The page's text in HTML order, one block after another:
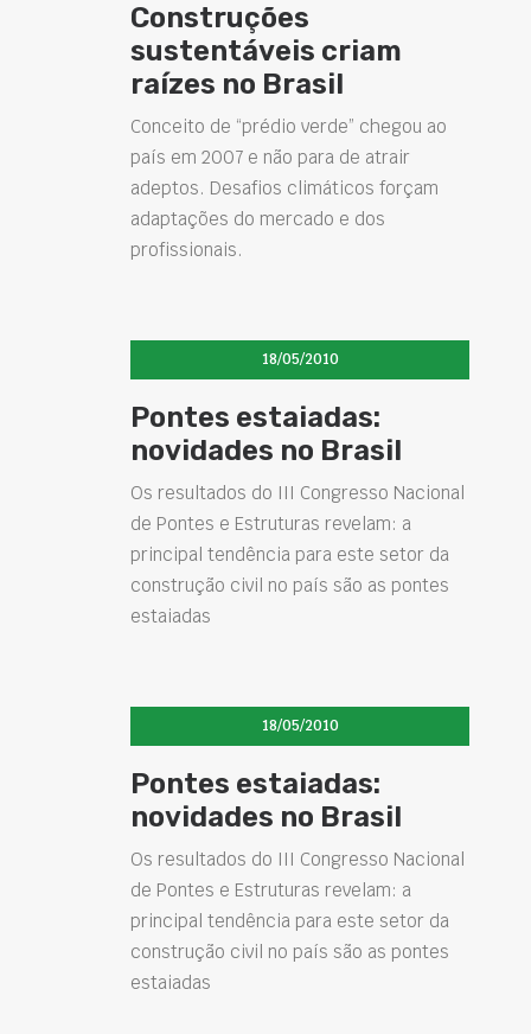
Construções
sustentáveis criam
raízes no Brasil
Conceito de “prédio verde” chegou ao
país em 2007 e não para de atrair
adeptos. Desafios climáticos forçam
adaptações do mercado e dos
profissionais.
18/05/2010
Pontes estaiadas:
novidades no Brasil
Os resultados do III Congresso Nacional
de Pontes e Estruturas revelam: a
principal tendência para este setor da
construção civil no país são as pontes
estaiadas
18/05/2010
Pontes estaiadas:
novidades no Brasil
Os resultados do III Congresso Nacional
de Pontes e Estruturas revelam: a
principal tendência para este setor da
construção civil no país são as pontes
estaiadas